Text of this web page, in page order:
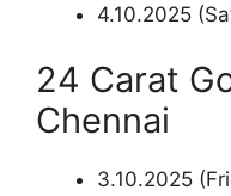
4.10.2025
24 Carat
Chennai
3.10.2025